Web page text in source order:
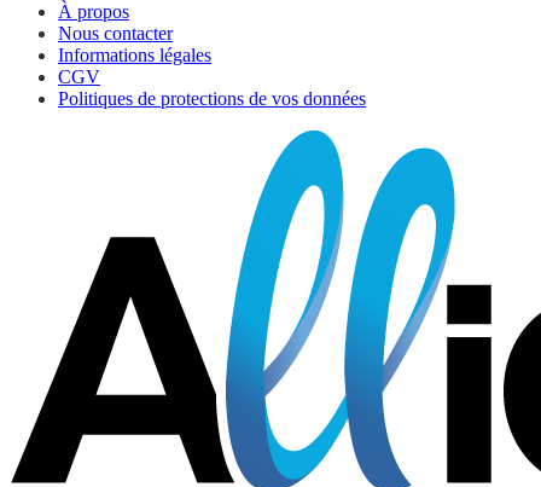
À propos
Nous contacter
Informations légales
CGV
Politiques de protections de vos données